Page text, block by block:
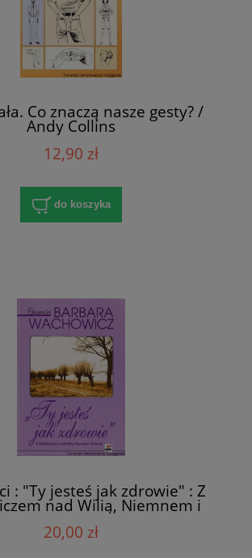
Co znaczą nasze gesty? /
Andy Collins
12,90 zł
do koszyka
: "Ty jesteś jak zdrowie" : Z
nad Wilią, Niemnem i
Słowackim w Krzemieńcu : Z
nad Niemnem / Barbara
20,00 zł